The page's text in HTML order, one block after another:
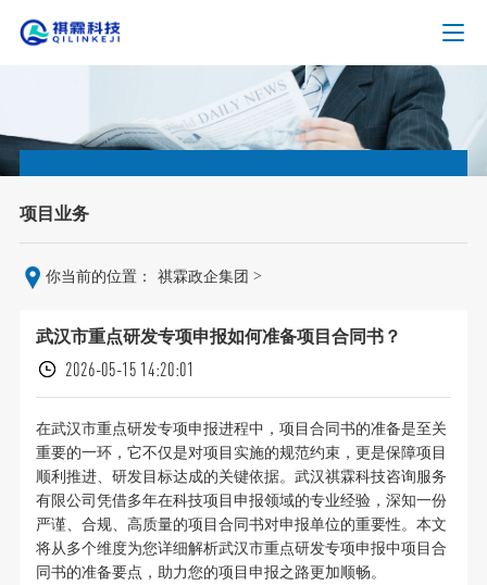
项目业务
你当前的位置： 祺霖政企集团 >
武汉市重点研发专项申报如何准备项目合同书？
2026-05-15 14:20:01
在武汉市重点研发专项申报进程中，项目合同书的准备是至关
重要的一环，它不仅是对项目实施的规范约束，更是保障项目
顺利推进、研发目标达成的关键依据。武汉祺霖科技咨询服务
有限公司凭借多年在科技项目申报领域的专业经验，深知一份
严谨、合规、高质量的项目合同书对申报单位的重要性。本文
将从多个维度为您详细解析武汉市重点研发专项申报中项目合
同书的准备要点，助力您的项目申报之路更加顺畅。